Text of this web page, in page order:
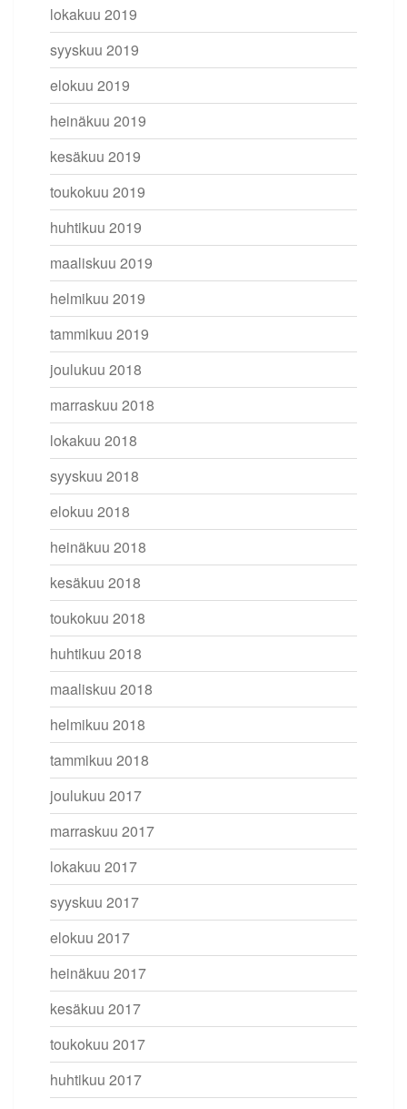
lokakuu 2019
syyskuu 2019
elokuu 2019
heinäkuu 2019
kesäkuu 2019
toukokuu 2019
huhtikuu 2019
maaliskuu 2019
helmikuu 2019
tammikuu 2019
joulukuu 2018
marraskuu 2018
lokakuu 2018
syyskuu 2018
elokuu 2018
heinäkuu 2018
kesäkuu 2018
toukokuu 2018
huhtikuu 2018
maaliskuu 2018
helmikuu 2018
tammikuu 2018
joulukuu 2017
marraskuu 2017
lokakuu 2017
syyskuu 2017
elokuu 2017
heinäkuu 2017
kesäkuu 2017
toukokuu 2017
huhtikuu 2017